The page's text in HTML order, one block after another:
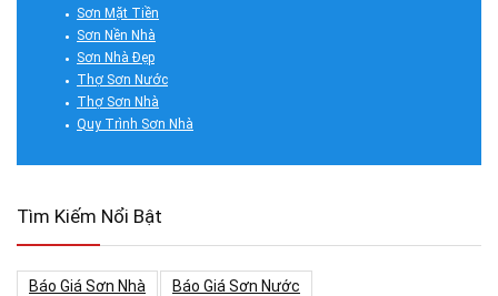
Sơn Mặt Tiền
Sơn Nền Nhà
Sơn Nhà Đẹp
Thợ Sơn Nước
Thợ Sơn Nhà
Quy Trình Sơn Nhà
Tìm Kiếm Nổi Bật
Báo Giá Sơn Nhà
Báo Giá Sơn Nước